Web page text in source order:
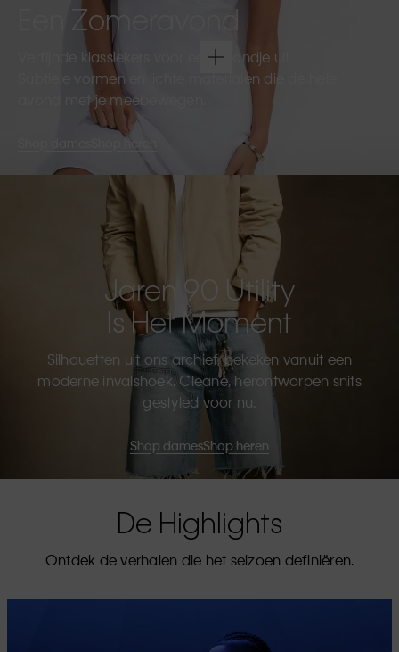
Een Zomeravond
Verfijnde klassiekers voor een avondje uit.
Subtiele vormen en lichte materialen die de hele
avond met je meebewegen.
Shop heren
Jaren 90 Utility
Is Het Moment
Silhouetten uit ons archief, bekeken vanuit een
moderne invalshoek. Cleane, herontworpen snits
gestyled voor nu.
Shop damesShop heren
De Highlights
Ontdek de verhalen die het seizoen definiëren.